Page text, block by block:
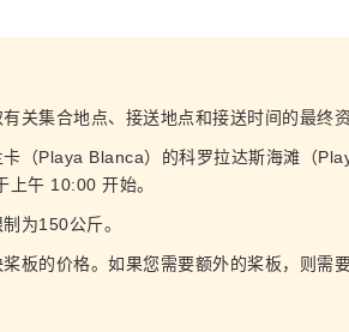
关集合地点、接送地点和接送时间的最终资
（Playa Blanca）的科罗拉达斯海滩（
午 10:00 开始。
为150公斤。
板的价格。如果您需要额外的桨板，则需